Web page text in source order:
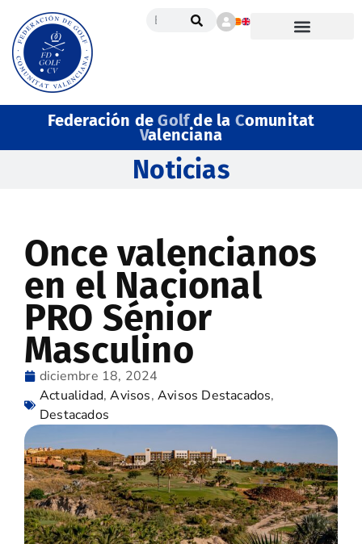
Federación deGolfde la Comunitat
Valenciana
Noticias
Once valencianos
en el Nacional
PRO Sénior
Masculino
diciembre 18, 2024
Actualidad,Avisos,Avisos Destacados,
Destacados